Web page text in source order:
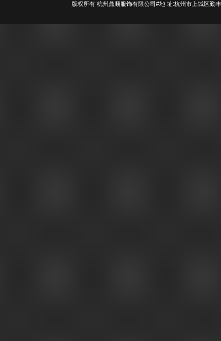
版权所有 杭州鼎顺服饰有限公司#地 址:杭州市上城区